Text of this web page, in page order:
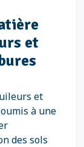
et
et
à une
des sols